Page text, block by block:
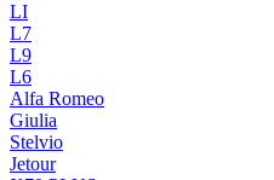
LI
L7
L9
L6
Alfa Romeo
Giulia
Stelvio
Jetour